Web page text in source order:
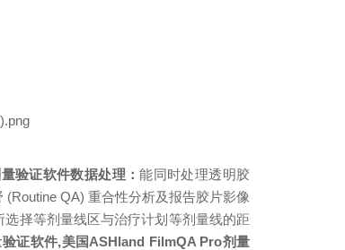
验证软件数据处理：能同时处理透明胶
(Routine QA) 重合性分析及报告胶片影像
选择等剂量线区与治疗计划等剂量线的距
证软件,美国ASHland FilmQA Pro剂量